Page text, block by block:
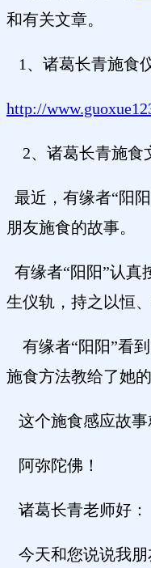
和有关文章。
1、诸葛长青施食
http://
2、诸葛长青施食
最近，有缘者“阳
朋友施食的故事。
有缘者“阳阳”认真
生仪轨，持之以恒
有缘者“阳阳”看
施食方法教给了她的
这个施食感应故事
阿弥陀佛！
诸葛长青老师好：
今天和您说说我